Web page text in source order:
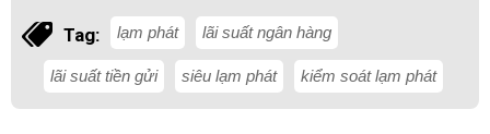
Tag: lạm phát lãi suất ngân hàng
lãi suất tiền gửi siêu lạm phát kiểm soát lạm phát